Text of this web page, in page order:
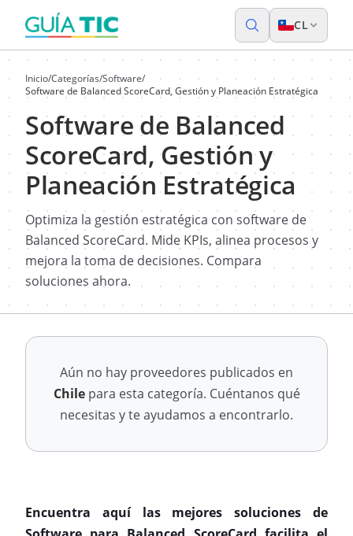
CL
Inicio/Categorías/Software/
Software de Balanced ScoreCard, Gestión y Planeación Estratégica
Software de Balanced
ScoreCard, Gestión y
Planeación Estratégica
Optimiza la gestión estratégica con software de
Balanced ScoreCard. Mide KPIs, alinea procesos y
mejora la toma de decisiones. Compara
soluciones ahora.
Aún no hay proveedores publicados en
Chilepara esta categoría. Cuéntanos qué
necesitas y te ayudamos a encontrarlo.
Encuentra aquí las mejores soluciones de